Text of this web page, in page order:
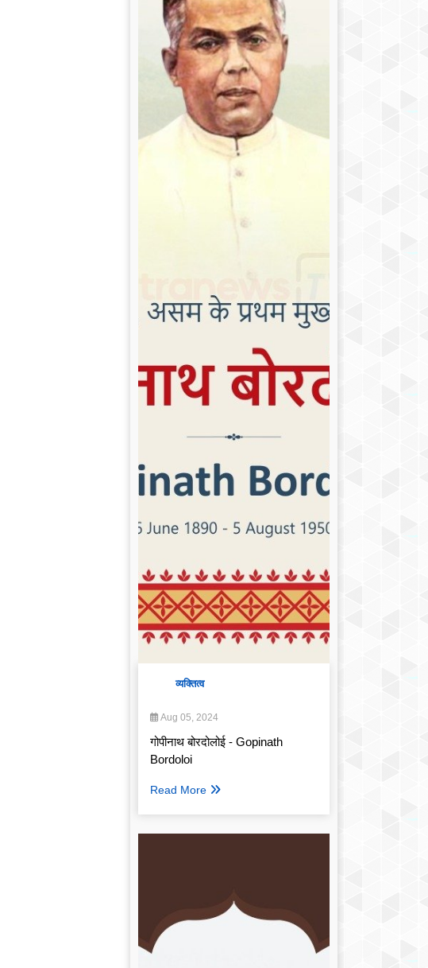
व्यक्तित्व
Aug 05, 2024
गोपीनाथ बोरदोलोई - Gopinath
Bordoloi
Read More